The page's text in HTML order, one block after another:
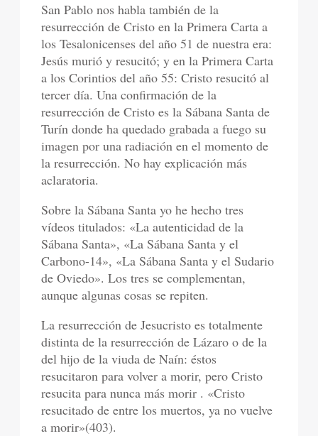
San Pablo nos habla también de la
resurrección de Cristo en la Primera Carta a
los Tesalonicenses del año 51 de nuestra era:
Jesús murió y resucitó; y en la Primera Carta
a los Corintios del año 55: Cristo resucitó al
tercer día. Una confirmación de la
resurrección de Cristo es la Sábana Santa de
Turín donde ha quedado grabada a fuego su
imagen por una radiación en el momento de
la resurrección. No hay explicación más
aclaratoria.
Sobre la Sábana Santa yo he hecho tres
vídeos titulados: «La autenticidad de la
Sábana Santa», «La Sábana Santa y el
Carbono-14», «La Sábana Santa y el Sudario
de Oviedo». Los tres se complementan,
aunque algunas cosas se repiten.
La resurrección de Jesucristo es totalmente
distinta de la resurrección de Lázaro o de la
del hijo de la viuda de Naín: éstos
resucitaron para volver a morir, pero Cristo
resucita para nunca más morir . «Cristo
resucitado de entre los muertos, ya no vuelve
a morir»(403).